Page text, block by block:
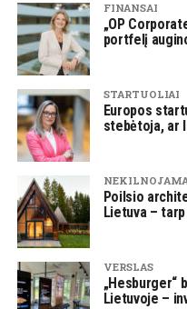
FINANSAI
„OP
portfelį
STARTUOLIAI
Europos
stebėtoja, ar
Poilsio
Lietuva –
VERSLAS
„Hesburger“
Lietuvoje –